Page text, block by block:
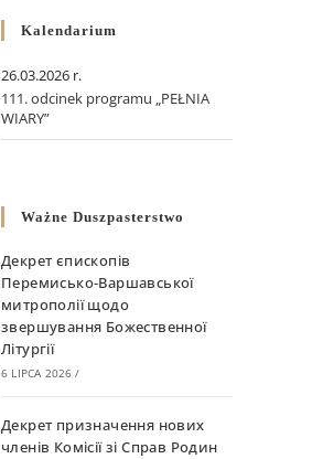
Kalendarium
26.03.2026 r.
111. odcinek programu „PEŁNIA
WIARY”
Ważne Duszpasterstwo
Декрет єпископів
Перемисько-Варшавської
митрополії щодо
звершування Божественної
Літургії
6 LIPCA 2026 /
Декрет призначення нових
членів Комісії зі Справ Родин